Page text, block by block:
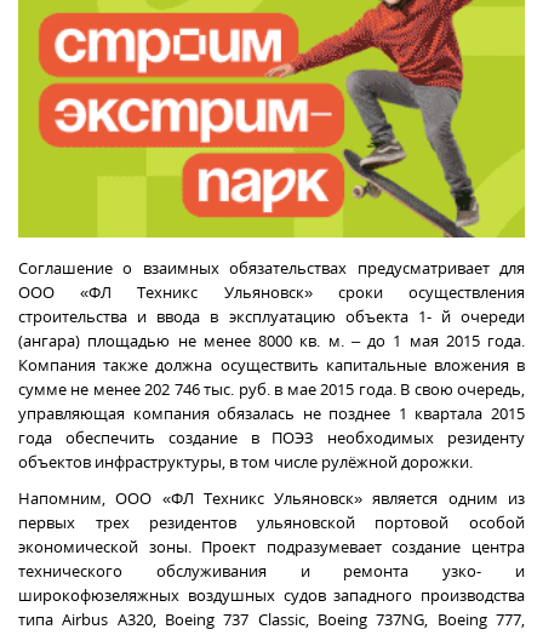
Соглашение о взаимных обязательствах предусматривает для
ООО «ФЛ Техникс Ульяновск» сроки осуществления
строительства и ввода в эксплуатацию объекта 1- й очереди
(ангара) площадью не менее 8000 кв. м. – до 1 мая 2015 года.
Компания также должна осуществить капитальные вложения в
сумме не менее 202 746 тыс. руб. в мае 2015 года. В свою очередь,
управляющая компания обязалась не позднее 1 квартала 2015
года обеспечить создание в ПОЭЗ необходимых резиденту
объектов инфраструктуры, в том числе рулёжной дорожки.
Напомним, ООО «ФЛ Техникс Ульяновск» является одним из
первых трех резидентов ульяновской портовой особой
экономической зоны. Проект подразумевает создание центра
технического обслуживания и ремонта узко- и
широкофюзеляжных воздушных судов западного производства
типаAirbus А320, Boeing 737 Classic, Boeing 737NG, Boeing 777,